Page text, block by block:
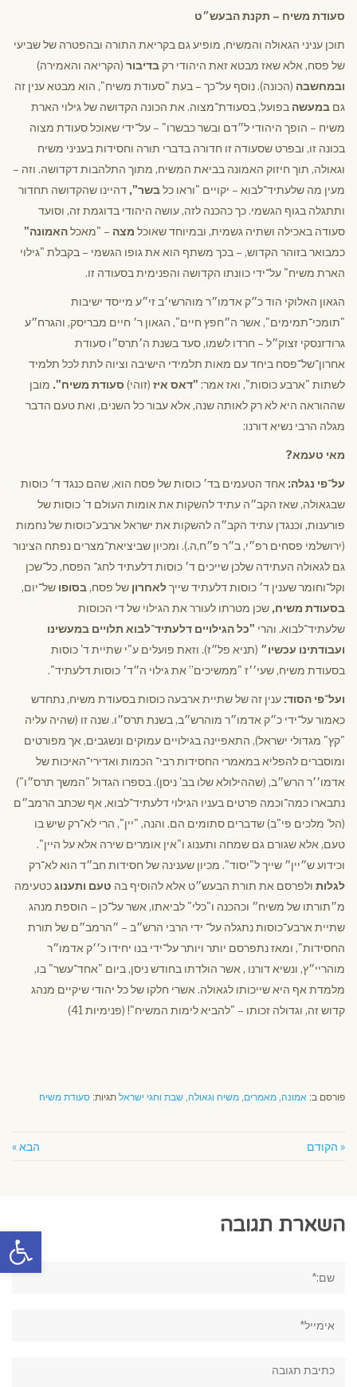
פתח
סעודת משיח – תקנת הבעש״ט
תוכן עניני הגאולה והמשיח, מופיע גם בקריאת התורה ובהפטרה של שביעי
של פסח, אלא שאז מבטא זאת היהודי רקבדיבור (הקריאה והאמירה)
ובמחשבה (הכונה). נוסף על־כך – בעת "סעודת משיח", הוא מבטא ענין זה
גם במעשה בפועל, בסעודת־מצוה. את הכונה הקדושה של גילוי הארת
משיח – הופך היהודי ל״דם ובשר כבשרו" – על־ידי שאוכל סעודת מצוה
בכונה זו, ובפרט שסעודה זו חדורה בדברי תורה וחסידות בעניני משיח
וגאולה, תוך חיזוק האמונה בביאת המשיח, מתוך התלהבות דקדושה. וזה –
מעין מה שלעתיד־לבוא – יקויים "וראו כלבשר", דהיינו שהקדושה תחדור
ותתגלה בגוף הגשמי. כך כהכנה לזה, עושה היהודי בדוגמת זה, וסועד
סעודה באכילה ושתיה גשמית, ובמיוחד שאוכל מצה – "מאכלהאמונה"
כמבואר בזוהר הקדוש, – בכך משתף הוא את גופו הגשמי – בקבלת "גילוי
הארת משיח" על־ידי כוונתו הקדושה והפנימית בסעודה זו.
הגאון האלוקי הוד כ״ק אדמו״ר מוהרשי׳ב זי״ע מייסד ישיבות
"תומכי־תמימים", אשר ה״חפץ חיים", הגאון ר׳ חיים מבריסק, והגרח״ע
גרודזנסקי זצוק״ל – חרדו לשמו, סעד בשנת ה׳תרס״ו סעודת
אחרון־של־פסח ביחד עם מאות תלמידי הישיבה וציוה לתת לכל תלמיד
לשתות "ארבע כוסות", ואז אמר: "דאס איז (זוהי) סעודת משיח". מובן
שההוראה היא לא רק לאותה שנה, אלא עבור כל השנים, ואת טעם הדבר
מגלה הרבי נשיא דורנו:
מאי טעמא?
על־פי נגלה: אחד הטעמים בד׳ כוסות של פסח הוא, שהם כנגד ד׳ כוסות
שבגאולה, שאז הקב״ה עתיד להשקות את אומות העולם ד' כוסות של
פורענות, וכנגדן עתיד הקב״ה להשקות את ישראל ארבע־כוסות של נחמות
(ירושלמי פסחים רפ״י, ב״ר פ״ח,ה.). ומכיון שביציאת־מצרים נפתח הצינור
גם לגאולה העתידה שלכן שייכים ד׳ כוסות דלעתיד לחג־ הפסח, כל־שכן
וקל־וחומר שענין ד׳ כוסות דלעתיד שייךלאחרון של פסח,בסופו של־יום,
בסעודת משיח, שכן מטרתו לעורר את הגילוי של די הכוסות
שלעתיד־לבוא. והרי "כל הגילויים דלעתיד־לבוא תלויים במעשינו
ועבודתינו עכשיו״ (תניא פל״ז). וזאת פועלים ע"י שתיית ד' כוסות
בסעודת משיח, שעי׳׳ז "ממשיכים” את גילוי ה״ד׳ כוסות דלעתיד".
ועל־פי הסוד: ענין זה של שתיית ארבעה כוסות בסעודת משיח, נתחדש
כאמור על־ידי כ״ק אדמו״ר מוהרש״ב, בשנת תרס״ו. שנה זו (שהיה עליה
"קץ" מגדולי ישראל), התאפיינה בגילויים עמוקים ונשגבים, אך מפורטים
ומוסברים להפליא במאמרי החסידות רבי־ הכמות ואדירי־האיכות של
אדמו׳׳ר הרש״ב, (שההילולא שלו בב' ניסן). בספרו הגדול "המשך תרס״ו")
נתבארו כמה־וכמה פרטים בעניו הגילוי דלעתיד־לבוא, אף שכתב הרמב״ם
(הל' מלכים פי"ב) שדברים סתומים הם. והנה, "יין", הרי לא־רק שיש בו
טעם, אלא שגורם גם שמחה ותענוג ו"אין אומרים שירה אלא על היין".
וכידוע ש״יין״ שייך ל"יסוד". מכיון שענינה של חסידות חב״ד הוא לא־רק
לגלות ולפרסם את תורת הבעש״ט אלא להוסיף בה טעם ותענוגכטעימה
מ״תורתו של משיח״ וכהכנה ו"כלי" לביאתו, אשר על־כן – הוספת מנהג
שתיית ארבע־כוסות נתגלה על־ ידי הרבי הרש״ב – ״הרמב״ם של תורת
החסידות", ומאז נתפרסם יותר ויותר על־ידי בנו יחידו כ׳׳ק אדמו״ר
מוהריי״ץ, ונשיא דורנו , אשר הולדתו בחודש ניסן, ביום "אחד־עשר" בו,
מלמדת אף היא שייכותו לגאולה. אשרי חלקו של כל יהודי שיקיים מנהג
קדוש זה, וגדולה זכותו – "להביא לימות המשיח"! (פנימיות 41)
פורסם ב: אמונה, מאמרים, משיח וגאולה, שבת וחגי ישראל תגיות: סעודת משיח
« הקודם הבא »
השארת תגובה